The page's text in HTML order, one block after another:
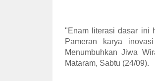
"Enam literasi dasar ini
Pameran karya
Menumbuhkan Jiwa
Mataram, Sabtu (24/09).